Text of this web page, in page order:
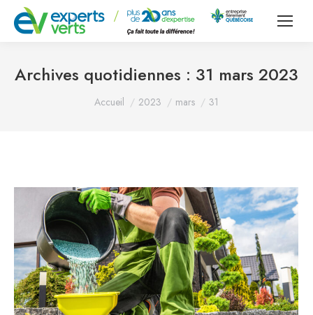
Archives quotidiennes : 31 mars 2023
Vous êtes ici :
Accueil 2023 mars 31